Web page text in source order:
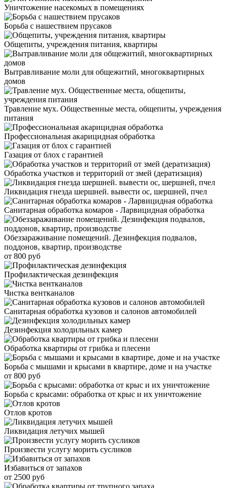
Уничтожение насекомых в помещениях
Борьба с нашествием прусаков
Общепиты, учреждения питания, квартиры
Вытравливание моли для общежитий, многоквартирных
домов
Травление мух. Общественные места, общепиты, учреждения
питания
Профессиональная акарицидная обработка
Газация от блох с гарантией
Обработка участков и территорий от змей (дератизация)
Ликвидация гнезда шершней. вывести ос, шершней, пчел
Санитарная обработка комаров - Ларвицидная обработка
Обеззараживание помещений. Дезинфекция подвалов,
поддонов, квартир, производстве
от 800 руб
Профилактическая дезинфекция
Чистка вентканалов
Санитарная обработка кузовов и салонов автомобилей
Дезинфекция холодильных камер
Обработка квартиры от грибка и плесени
Борьба с мышами и крысами в квартире, доме и на участке
от 800 руб
Борьба с крысами: обработка от крыс и их уничтожение
Отлов кротов
Ликвидация летучих мышей
Произвести услугу морить сусликов
Избавиться от запахов
от 2500 руб